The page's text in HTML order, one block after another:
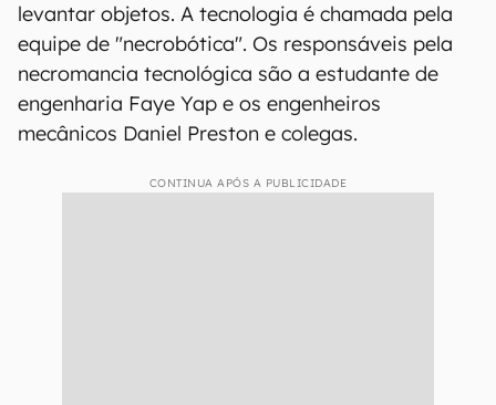
levantar objetos. A tecnologia é chamada pela
equipe de "necrobótica". Os responsáveis pela
necromancia tecnológica são a estudante de
engenharia Faye Yap e os engenheiros
mecânicos Daniel Preston e colegas.
CONTINUA APÓS A PUBLICIDADE